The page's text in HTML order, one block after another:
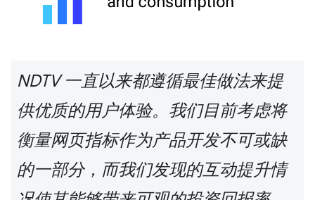
NDTV 一直以来都遵循最佳做法来提
供优质的用户体验。我们目前考虑将
衡量网页指标作为产品开发不可或缺
的一部分，而我们发现的互动提升情